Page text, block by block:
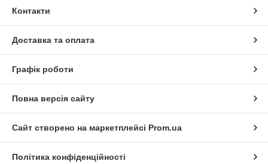
Контакти
Доставка та оплата
Графік роботи
Повна версія сайту
Сайт створено на маркетплейсі Prom.ua
Політика конфіденційності